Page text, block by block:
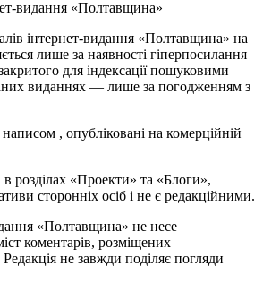
видання «Полтавщина»
інтернет-видання «Полтавщина» на
лише за наявності гіперпосилання
для індексації пошуковими
виданнях — лише за погодженням з
написом , опубліковані на комерційній
розділах «Проекти» та «Блоги»,
сторонніх осіб і не є редакційними.
«Полтавщина» не несе
коментарів, розміщених
не завжди поділяє погляди